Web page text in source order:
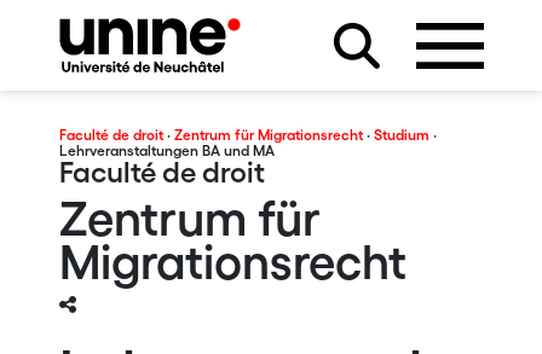
Faculté de droit· Zentrum für Migrationsrecht· Studium ·
Lehrveranstaltungen BA und MA
Faculté de droit
Zentrum für
Migrationsrecht